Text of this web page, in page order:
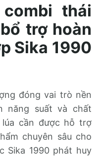
thái
trợ hoàn
Sika 1990
đóng vai trò nền
năng suất và chất
cần được hỗ trợ
chuyên sâu cho
Sika 1990 phát huy